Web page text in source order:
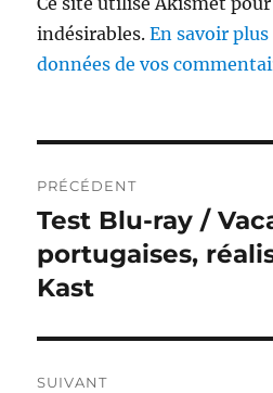
indésirables.En savoir
données de vos
de
l’article
PRÉCÉDENT
Publication
précédente :
Test Blu-ray /
portugaises,
Kast
SUIVANT